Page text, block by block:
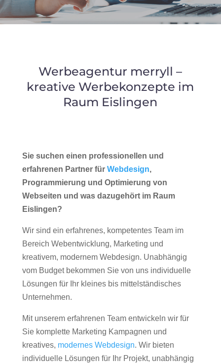
Werbeagentur merryll –
kreative Werbekonzepte im
Raum Eislingen
Sie suchen einen professionellen und
erfahrenen Partner für Webdesign,
Programmierung und Optimierung von
Webseiten und was dazugehört im Raum
Eislingen?
Wir sind ein erfahrenes, kompetentes Team im
Bereich Webentwicklung, Marketing und
kreativem, modernem Webdesign. Unabhängig
vom Budget bekommen Sie von uns individuelle
Lösungen für Ihr kleines bis mittelständisches
Unternehmen.
Mit unserem erfahrenen Team entwickeln wir für
Sie komplette Marketing Kampagnen und
kreatives, modernes Webdesign. Wir bieten
individuelle Lösungen für Ihr Projekt, unabhängig